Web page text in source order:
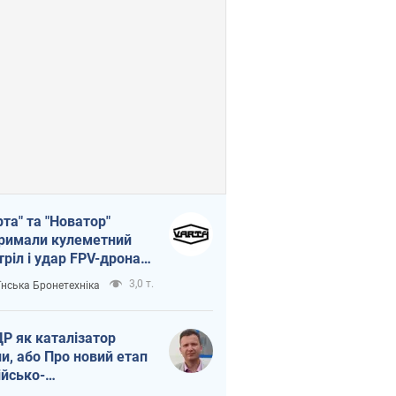
та "Новатор"
кулеметний
і удар FPV-дрона,
життя
ЗСУ
Бронетехніка 3,0 т.
як каталізатор
або Про новий етап